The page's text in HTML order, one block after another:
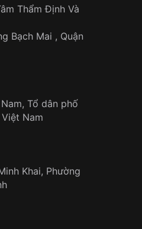
Thẩm Định Và
Bạch Mai , Quận
Tổ dân phố
Nam
Khai, Phường